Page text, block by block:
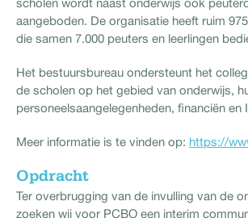
scholen wordt naast onderwijs ook
aangeboden. De organisatie heeft ruim
die samen 7.000 peuters en leerlingen
Het bestuursbureau ondersteunt het
de scholen op het gebied van onderwijs,
personeelsaangelegenheden, financiën en
Meer informatie is te vinden op: https://
Opdracht
Ter overbrugging van de invulling van de
zoeken wij voor PCBO een interim